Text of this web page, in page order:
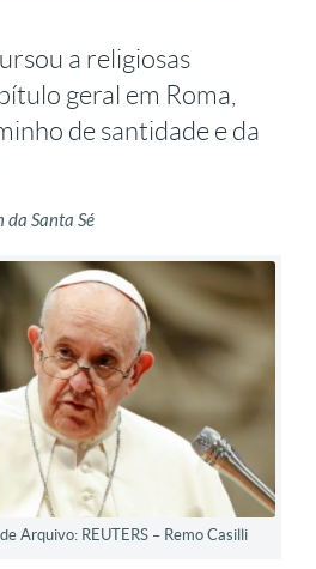
a religiosas
geral em Roma,
de santidade e da
da Santa Sé
Arquivo: REUTERS – Remo Casilli